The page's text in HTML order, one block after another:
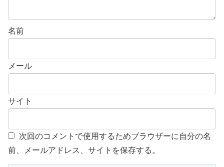
名前
メール
サイト
次回のコメントで使用するためブラウザーに自分の名
前、メールアドレス、サイトを保存する。